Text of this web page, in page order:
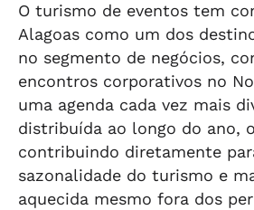
O turismo de eventos tem
Alagoas como um dos
no segmento de negócios,
encontros corporativos no
uma agenda cada vez mais
distribuída ao longo do ano,
contribuindo diretamente
sazonalidade do turismo e
aquecida mesmo fora dos